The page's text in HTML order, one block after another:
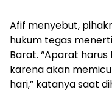
Afif menyebut,
hukum tegas
Barat. “Aparat
karena akan
hari,” katanya saat